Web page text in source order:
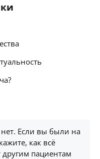
Если вы были на
как всё
пациентам